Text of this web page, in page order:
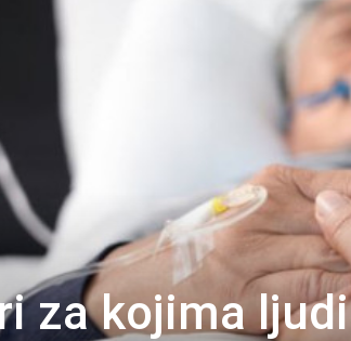
za kojima